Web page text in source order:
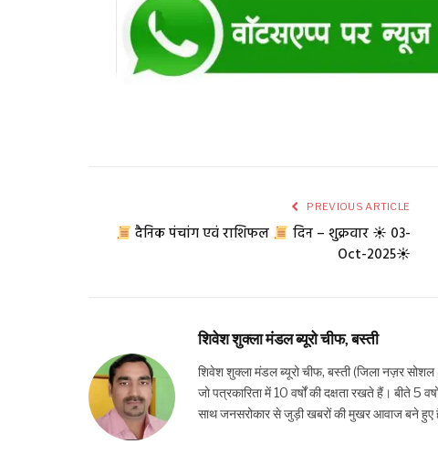
PREVIOUS ARTICLE
दैनिक पंचांग एवं राशिफल
दिन – शुक्रवार ☀ 03-
Oct-2025☀
शिवेश शुक्ला मंडल ब्यूरो चीफ, बस्ती
शिवेश शुक्ला मंडल ब्यूरो चीफ, बस्ती (जिला नज़र
जो पत्रकारिता में 10 वर्षों की दक्षता रखते हैं। बीते 5
साथ जनसरोकार से जुड़ी खबरों की मुखर आवाज बने हुए